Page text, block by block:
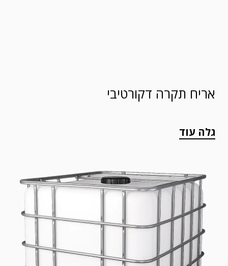
אריח תקרה דקורטיבי
גלה עוד